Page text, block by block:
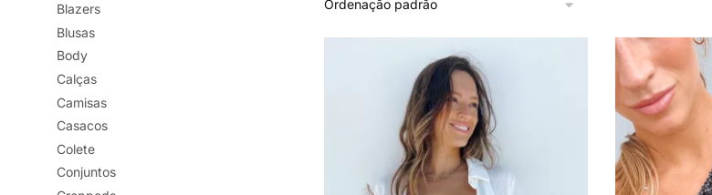
Blazers
Blusas
Body
Calças
Camisas
Casacos
Colete
Conjuntos